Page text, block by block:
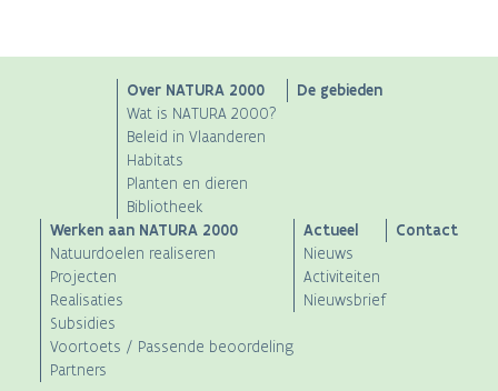
navigation
Over NATURA 2000
Wat is NATURA 2000?
Beleid in Vlaanderen
Habitats
Planten en dieren
Bibliotheek
De gebieden
Werken aan NATURA 2000
Natuurdoelen realiseren
Projecten
Realisaties
Subsidies
Voortoets / Passende beoordeling
Partners
Actueel
Nieuws
Activiteiten
Nieuwsbrief
Contact